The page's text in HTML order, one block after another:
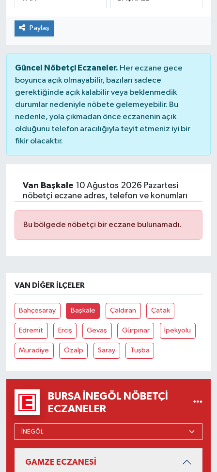
Paylaş
Güncel Nöbetçi Eczaneler. Her eczane gece
boyunca açık olmayabilir, bazıları sadece
gerektiğinde açık kalabilir veya beklenmedik
durumlar nedeniyle nöbete gelemeyebilir. Bu
nedenle, yola çıkmadan önce eczanenin açık
olduğunu telefon aracılığıyla teyit etmeniz iyi bir
fikir olacaktır.
Van Başkale 10 Ağustos 2026 Pazartesi
nöbetçi eczane adres, telefon ve konumları
Bu bölgede nöbetçi bir eczane bulunamadı.
VAN DIĞER İLÇELER
Bahçesaray Başkale Çaldıran Çatak
Edremit Erciş Gevaş Gürpınar İpekyolu
Muradiye Özalp Saray Tuşba
BURSA İNEGÖL NÖBETÇI
ECZANELER
GAMZE ECZANESİ